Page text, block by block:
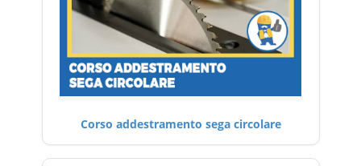
Corso addestramento sega circolare